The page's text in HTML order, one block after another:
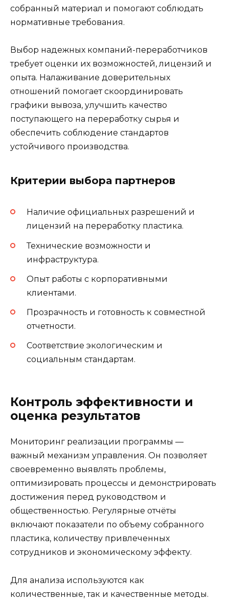
собранный материал и помогают соблюдать
нормативные требования.
Выбор надежных компаний-переработчиков
требует оценки их возможностей, лицензий и
опыта. Налаживание доверительных
отношений помогает скоординировать
графики вывоза, улучшить качество
поступающего на переработку сырья и
обеспечить соблюдение стандартов
устойчивого производства.
Критерии выбора партнеров
Наличие официальных разрешений и
лицензий на переработку пластика.
Технические возможности и
инфраструктура.
Опыт работы с корпоративными
клиентами.
Прозрачность и готовность к совместной
отчетности.
Соответствие экологическим и
социальным стандартам.
Контроль эффективности и
оценка результатов
Мониторинг реализации программы —
важный механизм управления. Он позволяет
своевременно выявлять проблемы,
оптимизировать процессы и демонстрировать
достижения перед руководством и
общественностью. Регулярные отчёты
включают показатели по объему собранного
пластика, количеству привлеченных
сотрудников и экономическому эффекту.
Для анализа используются как
количественные, так и качественные методы.